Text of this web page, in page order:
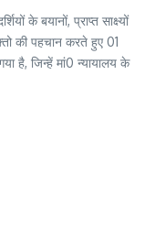
के बयानों, प्राप्त साक्ष्यों
की पहचान करते हुए 01
है, जिन्हें मां0 न्यायालय के